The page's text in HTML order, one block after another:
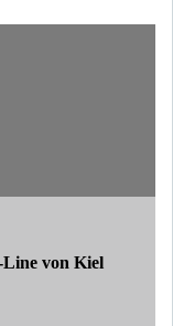
von Kiel